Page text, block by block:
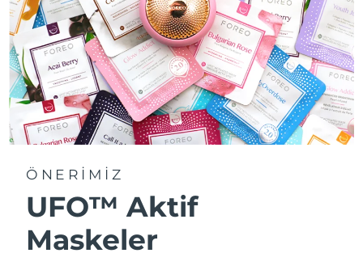
ÖNERİMİZ
UFO™ Aktif
Maskeler